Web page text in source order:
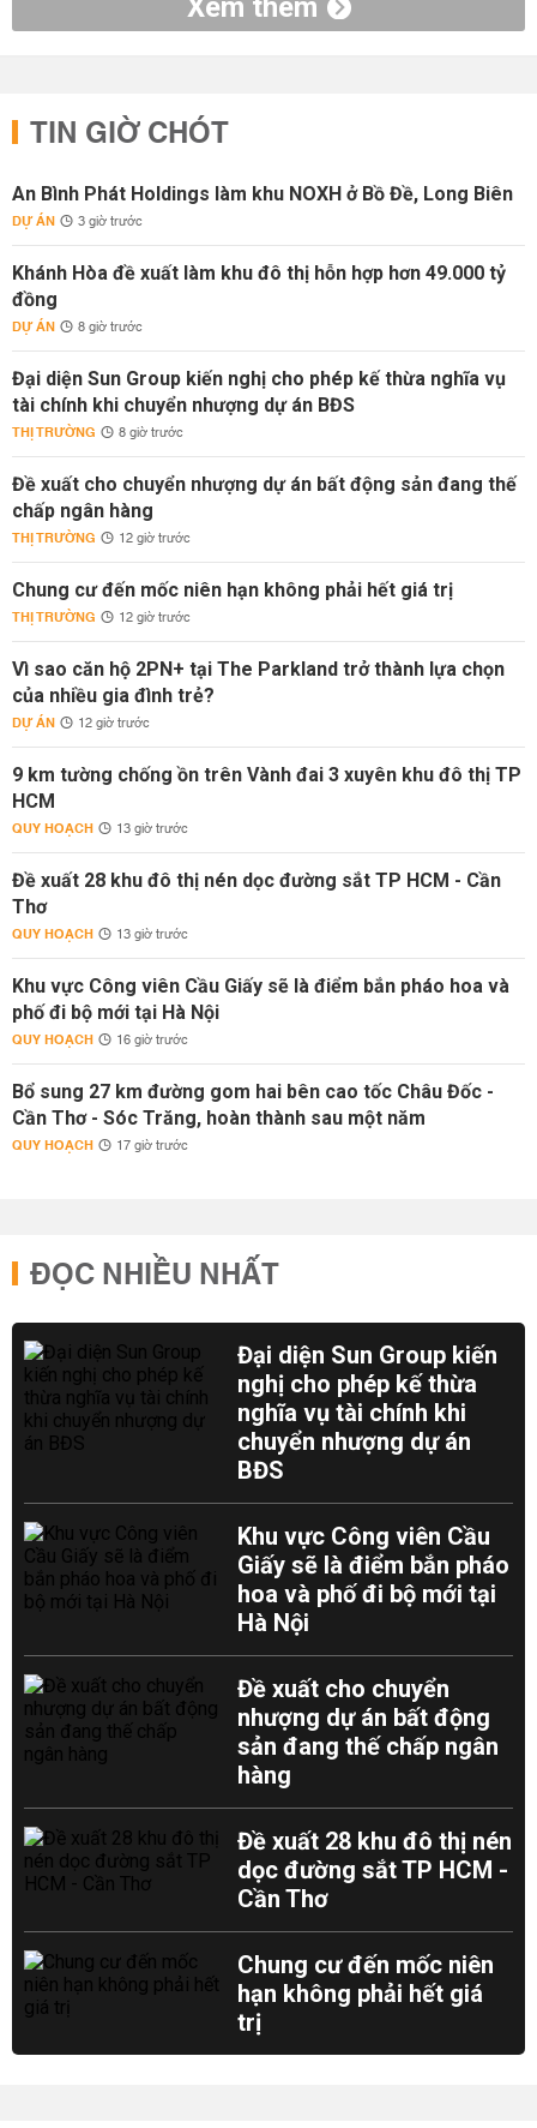
Xem thêm
TIN GIỜ CHÓT
An Bình Phát Holdings làm khu NOXH ở Bồ Đề, Long Biên
DỰ ÁN 3 giờ trước
Khánh Hòa đề xuất làm khu đô thị hỗn hợp hơn 49.000 tỷ
đồng
DỰ ÁN 8 giờ trước
Đại diện Sun Group kiến nghị cho phép kế thừa nghĩa vụ
tài chính khi chuyển nhượng dự án BĐS
THỊ TRƯỜNG 8 giờ trước
Đề xuất cho chuyển nhượng dự án bất động sản đang thế
chấp ngân hàng
THỊ TRƯỜNG 12 giờ trước
Chung cư đến mốc niên hạn không phải hết giá trị
THỊ TRƯỜNG 12 giờ trước
Vì sao căn hộ 2PN+ tại The Parkland trở thành lựa chọn
của nhiều gia đình trẻ?
DỰ ÁN 12 giờ trước
9 km tường chống ồn trên Vành đai 3 xuyên khu đô thị TP
HCM
QUY HOẠCH 13 giờ trước
Đề xuất 28 khu đô thị nén dọc đường sắt TP HCM - Cần
Thơ
QUY HOẠCH 13 giờ trước
Khu vực Công viên Cầu Giấy sẽ là điểm bắn pháo hoa và
phố đi bộ mới tại Hà Nội
QUY HOẠCH 16 giờ trước
Bổ sung 27 km đường gom hai bên cao tốc Châu Đốc -
Cần Thơ - Sóc Trăng, hoàn thành sau một năm
QUY HOẠCH 17 giờ trước
ĐỌC NHIỀU NHẤT
Đại diện Sun Group kiến
nghị cho phép kế thừa
nghĩa vụ tài chính khi
chuyển nhượng dự án
BĐS
Khu vực Công viên Cầu
Giấy sẽ là điểm bắn pháo
hoa và phố đi bộ mới tại
Hà Nội
Đề xuất cho chuyển
nhượng dự án bất động
sản đang thế chấp ngân
hàng
Đề xuất 28 khu đô thị nén
dọc đường sắt TP HCM -
Cần Thơ
Chung cư đến mốc niên
hạn không phải hết giá
trị